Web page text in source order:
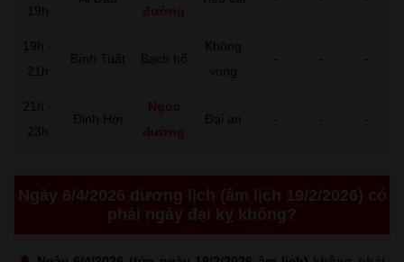
19h
đường
19h -
21h
Bính Tuất Bạch hổ
Không
vong
- - -
21h -
23h
Đinh Hợi
Ngọc
đường
Đại an - - -
Ngày 6/4/2026 dương lịch (âm lịch 19/2/2026) có
phải ngày đại kỵ không?